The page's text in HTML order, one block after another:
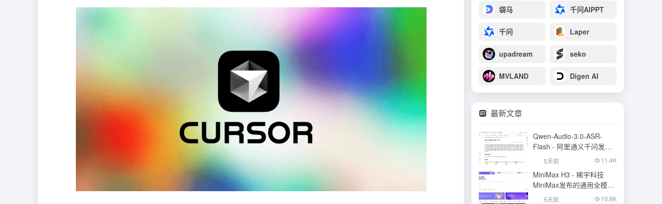
袋马 千问AIPPT
千问 Laper
upadream seko
MVLAND Digen AI
最新文章
Qwen-Audio-3.0-ASR-
Flash - 阿里通义千问发布
的语音识别大模型
5天前 11.4K
MiniMax H3 - 稀宇科技
MiniMax发布的通用全模态
生成模型
5天前 10.8K